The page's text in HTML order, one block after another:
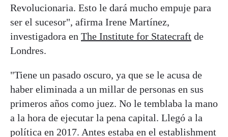
Revolucionaria. Esto le dará mucho empuje para
ser el sucesor", afirma Irene Martínez,
investigadora en The Institute for Statecraft de
Londres.
"Tiene un pasado oscuro, ya que se le acusa de
haber eliminada a un millar de personas en sus
primeros años como juez. No le temblaba la mano
a la hora de ejecutar la pena capital. Llegó a la
política en 2017. Antes estaba en el establishment